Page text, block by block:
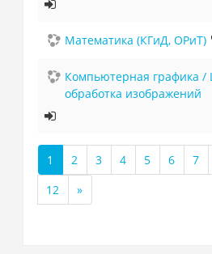
Математика (КГиД, ОРиТ)
Компьютерная графика /
обработка изображений
1
(текущая)
2 3 4 5 6 7
12
»
Далее